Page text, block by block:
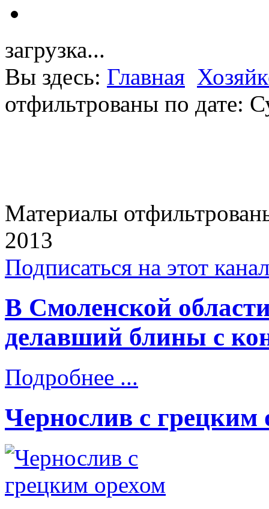
загрузка...
Вы здесь: Главная
отфильтрованы по дате:
Материалы
2013
Подписаться на этот
В Смоленской
делавший блины с
Подробнее ...
Чернослив с грецким